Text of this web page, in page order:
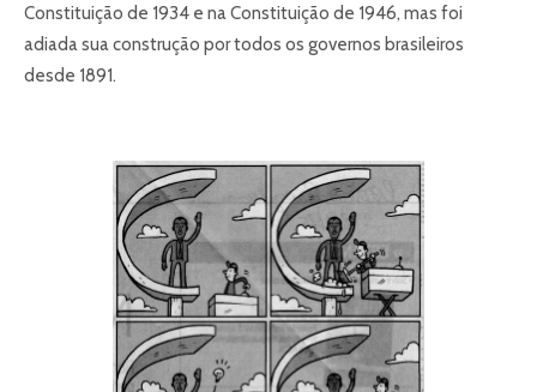
Constituição de 1934 e na Constituição de 1946, mas foi
adiada sua construção por todos os governos brasileiros
desde 1891.